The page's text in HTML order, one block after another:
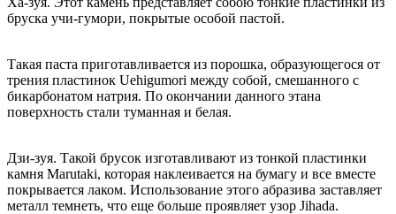
бруска учи-гумори, покрытые особой пастой.
Такая паста приготавливается из порошка, образующегося от
трения пластинок Uehigumori между собой, смешанного с
бикарбонатом натрия. По окончании данного этана
поверхность стали туманная и белая.
Дзи-зуя. Такой брусок изготавливают из тонкой пластинки
камня Marutaki, которая наклеивается на бумагу и все вместе
покрывается лаком. Использование этого абразива заставляет
металл темнеть, что еще больше проявляет узор Jihada.